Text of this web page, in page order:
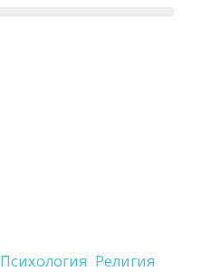
Психология Религия